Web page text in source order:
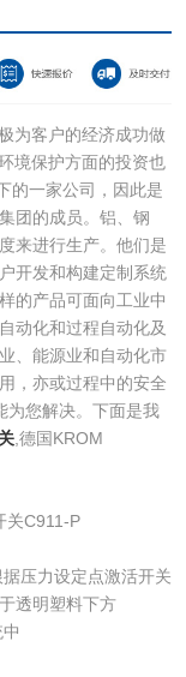
为客户的经济成功做
境保护方面的投资也
的一家公司，因此是
团的成员。铝、钢
来进行生产。他们是
开发和构建定制系统
的产品可面向工业中
动化和过程自动化及
、能源业和自动化市
，亦或过程中的安全
为您解决。下面是我
,德国KROM
关C911-P
压力设定点激活开关
透明塑料下方